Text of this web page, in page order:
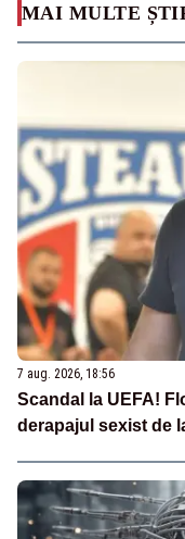
MAI MULTE
7 aug. 2026, 18:56
Scandal la UEFA!
derapajul sexist de